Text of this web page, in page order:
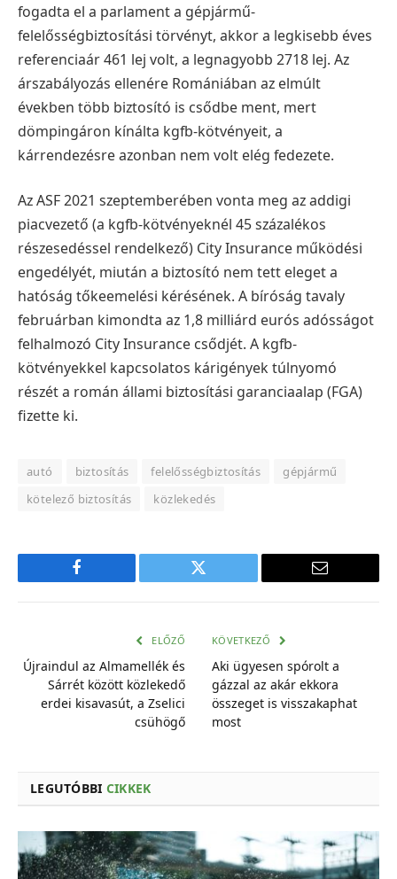
fogadta el a parlament a gépjármű-
felelősségbiztosítási törvényt, akkor a legkisebb éves
referenciaár 461 lej volt, a legnagyobb 2718 lej. Az
árszabályozás ellenére Romániában az elmúlt
években több biztosító is csődbe ment, mert
dömpingáron kínálta kgfb-kötvényeit, a
kárrendezésre azonban nem volt elég fedezete.
Az ASF 2021 szeptemberében vonta meg az addigi
piacvezető (a kgfb-kötvényeknél 45 százalékos
részesedéssel rendelkező) City Insurance működési
engedélyét, miután a biztosító nem tett eleget a
hatóság tőkeemelési kérésének. A bíróság tavaly
februárban kimondta az 1,8 milliárd eurós adósságot
felhalmozó City Insurance csődjét. A kgfb-
kötvényekkel kapcsolatos kárigények túlnyomó
részét a román állami biztosítási garanciaalap (FGA)
fizette ki.
autó biztosítás felelősségbiztosítás
gépjármű
kötelező biztosítás
közlekedés
Facebook Twitter
E-
ELŐZŐ
Újraindul az Almamellék és
Sárrét között közlekedő
erdei kisavasút, a Zselici
csühögő
KÖVETKEZŐ
Aki ügyesen spórolt a
gázzal az akár ekkora
összeget is visszakaphat
most
LEGUTÓBBI CIKKEK